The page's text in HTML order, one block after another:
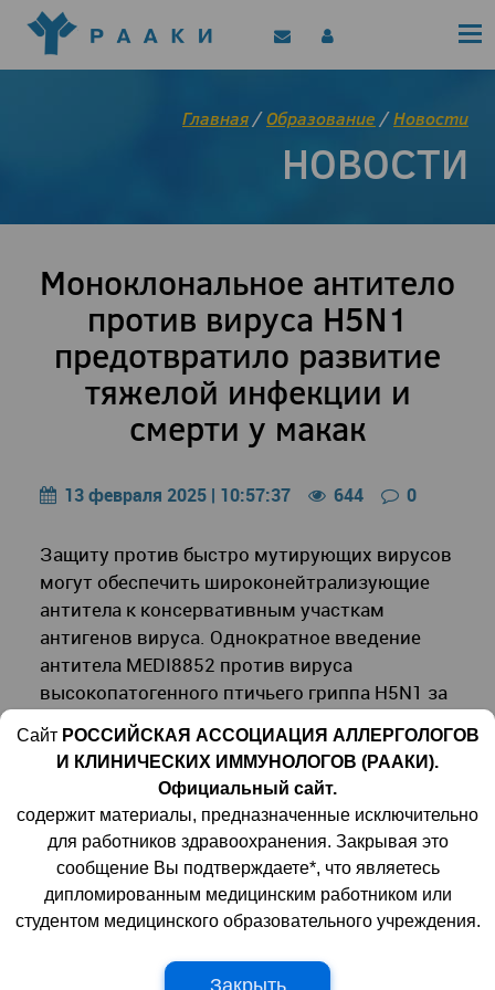
Клинические рекомендации
Позиционные документы
EAACI/РААКИ (статьи)
Цифровой канал
Главная/Образование /Новости
НОВОСТИ
Моноклональное антитело
против вируса H5N1
предотвратило развитие
тяжелой инфекции и
смерти у макак
13 февраля 2025 | 10:57:37 644 0
Защиту против быстро мутирующих вирусов
могут обеспечить широконейтрализующие
антитела к консервативным участкам
антигенов вируса. Однократное введение
антитела MEDI8852 против вируса
высокопатогенного птичьего гриппа H5N1 за
три дня до инфекции полностью защитило
макак-крабоедов от тяжелого течения
болезни. Авторы исследования также
установили минимальные концентрации
антитела, необходимые для защиты, и
оценили продолжительность протективного
действия (не менее восьми недель).
Сайт РОССИЙСКАЯ АССОЦИАЦИЯ АЛЛЕРГОЛОГОВ
И КЛИНИЧЕСКИХ ИММУНОЛОГОВ (РААКИ).
Официальный сайт.
содержит материалы, предназначенные исключительно
для работников здравоохранения. Закрывая это
сообщение Вы подтверждаете*, что являетесь
дипломированным медицинским работником или
студентом медицинского образовательного учреждения.